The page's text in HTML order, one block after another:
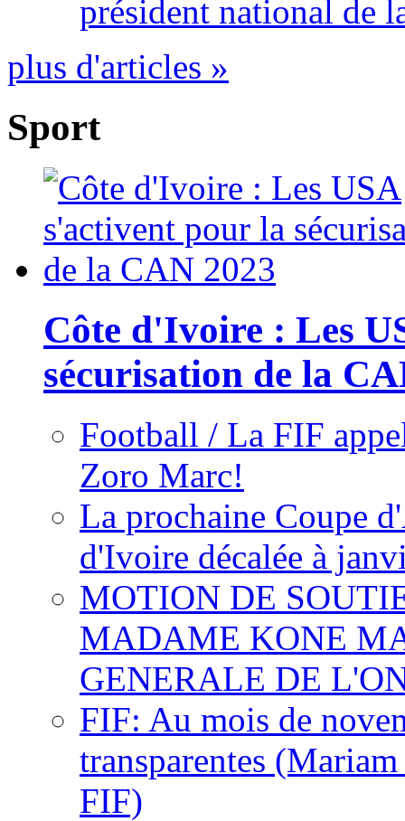
président national de
plus d'articles »
Sport
Côte d'Ivoire : Les
sécurisation de la
Football / La FIF
Zoro Marc!
La prochaine Coupe
d'Ivoire décalée à
MOTION DE
MADAME KONE
GENERALE DE
FIF: Au mois de
transparentes
FIF)